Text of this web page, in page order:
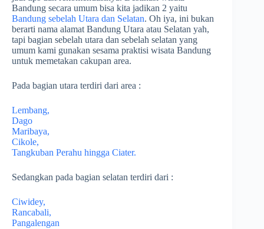
Bandung secara umum bisa kita jadikan 2 yaitu
Bandung sebelah Utara dan Selatan. Oh iya, ini bukan
berarti nama alamat Bandung Utara atau Selatan yah,
tapi bagian sebelah utara dan sebelah selatan yang
umum kami gunakan sesama praktisi wisata Bandung
untuk memetakan cakupan area.
Pada bagian utara terdiri dari area :
Lembang,
Dago
Maribaya,
Cikole,
Tangkuban Perahu hingga Ciater.
Sedangkan pada bagian selatan terdiri dari :
Ciwidey,
Rancabali,
Pangalengan